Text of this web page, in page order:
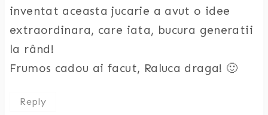
inventat aceasta jucarie a avut o idee
extraordinara, care iata, bucura generatii
la rând!
Frumos cadou ai facut, Raluca draga! 🙂
Reply